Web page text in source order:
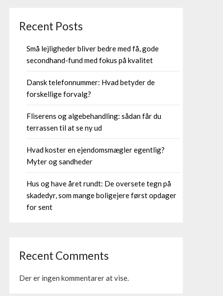
Recent Posts
Små lejligheder bliver bedre med få, gode
secondhand-fund med fokus på kvalitet
Dansk telefonnummer: Hvad betyder de
forskellige forvalg?
Fliserens og algebehandling: sådan får du
terrassen til at se ny ud
Hvad koster en ejendomsmægler egentlig?
Myter og sandheder
Hus og have året rundt: De oversete tegn på
skadedyr, som mange boligejere først opdager
for sent
Recent Comments
Der er ingen kommentarer at vise.